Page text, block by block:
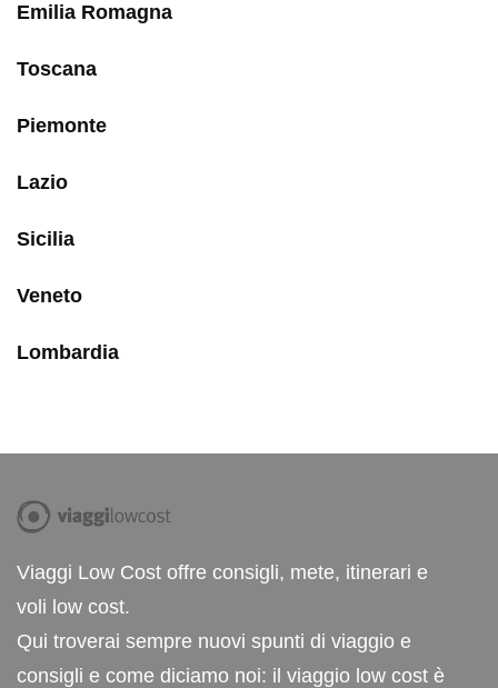
Emilia Romagna
Toscana
Piemonte
Lazio
Sicilia
Veneto
Lombardia
Viaggi Low Cost offre consigli, mete, itinerari e
voli low cost.
Qui troverai sempre nuovi spunti di viaggio e
consigli e come diciamo noi: il viaggio low cost è